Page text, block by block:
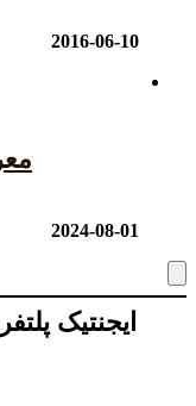
2016-06-
معرفی
2024-08-
پلتفرم